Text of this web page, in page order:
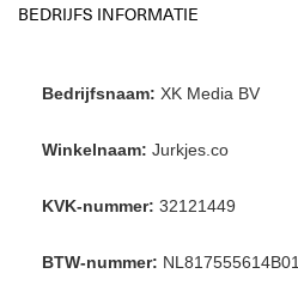
BEDRIJFS INFORMATIE
Bedrijfsnaam: XK Media BV
Winkelnaam: Jurkjes.co
KVK-nummer: 32121449
BTW-nummer: NL817555614B01